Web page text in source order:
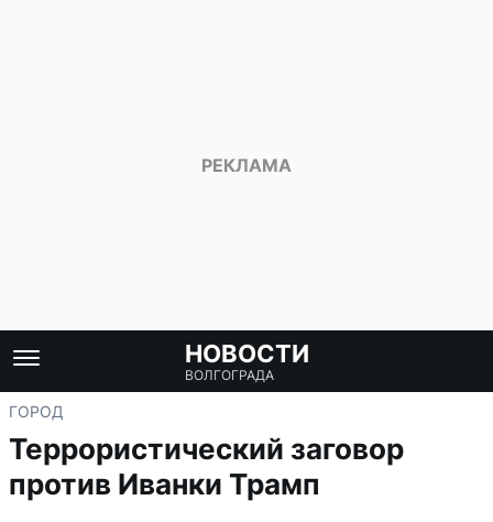
НОВОСТИ
ВОЛГОГРАДА
ГОРОД
Террористический заговор
против Иванки Трамп